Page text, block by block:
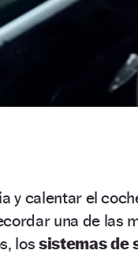
y calentar el
una de las
lossistemas de